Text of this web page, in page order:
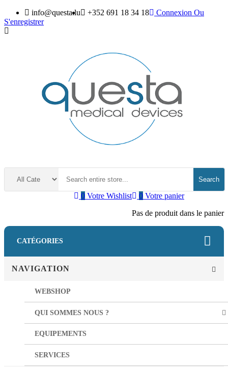
info@questa.lu +352 691 18 34 18 Connexion Ou
S'enregistrer
Search
0 Votre panier
Pas de produit dans le panier
0 Votre Wishlist
CATÉGORIES
NAVIGATION
WEBSHOP
QUI SOMMES NOUS ?
EQUIPEMENTS
SERVICES